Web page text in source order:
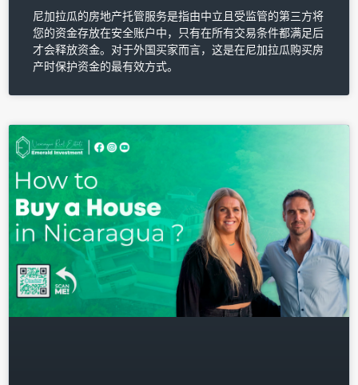
尼加拉瓜的房地产托管服务是指由中立且受监管的第三方将
您的资金存放在安全账户中，只有在所有交易条件都满足后
才会释放资金。对于外国买家而言，这是在尼加拉瓜购买房
产时保护资金的最有效方式。